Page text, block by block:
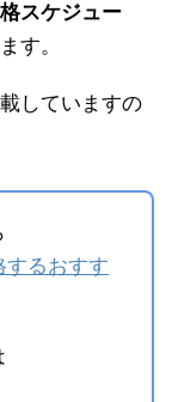
スケジュー
す。
していますの
するおすす